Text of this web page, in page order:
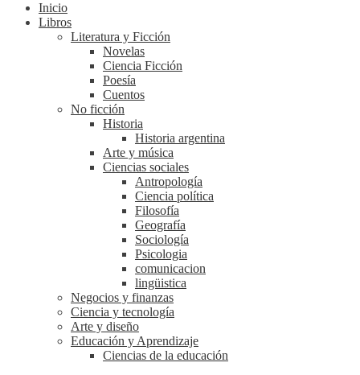
Inicio
Libros
Literatura y Ficción
Novelas
Ciencia Ficción
Poesía
Cuentos
No ficción
Historia
Historia argentina
Arte y música
Ciencias sociales
Antropología
Ciencia política
Filosofía
Geografía
Sociología
Psicologia
comunicacion
lingüistica
Negocios y finanzas
Ciencia y tecnología
Arte y diseño
Educación y Aprendizaje
Ciencias de la educación